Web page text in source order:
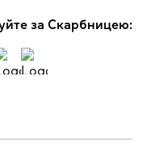
за Скарбницею: